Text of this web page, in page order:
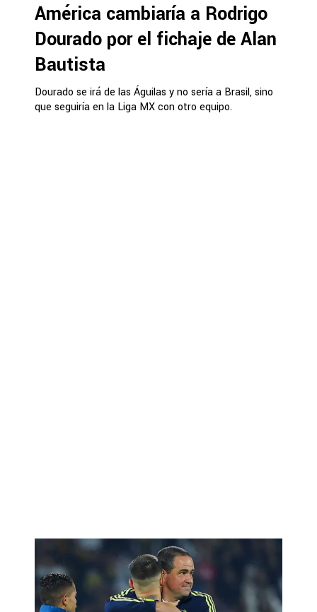
América cambiaría a Rodrigo
Dourado por el fichaje de Alan
Bautista
Dourado se irá de las Águilas y no sería a Brasil, sino
que seguiría en la Liga MX con otro equipo.